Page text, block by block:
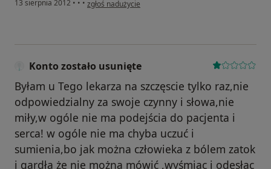
13 sierpnia 2012 • • • zgłoś nadużycie
Konto zostało usunięte
Byłam u Tego lekarza na szczęscie tylko raz,nie
odpowiedzialny za swoje czynny i słowa,nie
miły,w ogóle nie ma podejścia do pacjenta i
serca! w ogóle nie ma chyba uczuć i
sumienia,bo jak można człowieka z bólem zatok
i gardła że nie można mówić ,wyśmiac i odesłac